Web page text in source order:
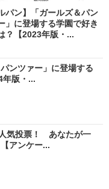
パン】「ガールズ＆パン
」に登場する学園で好き
？【2023年版・...
ンツァー」に登場する
年版・...
気投票！ あなたが一
アンケー...